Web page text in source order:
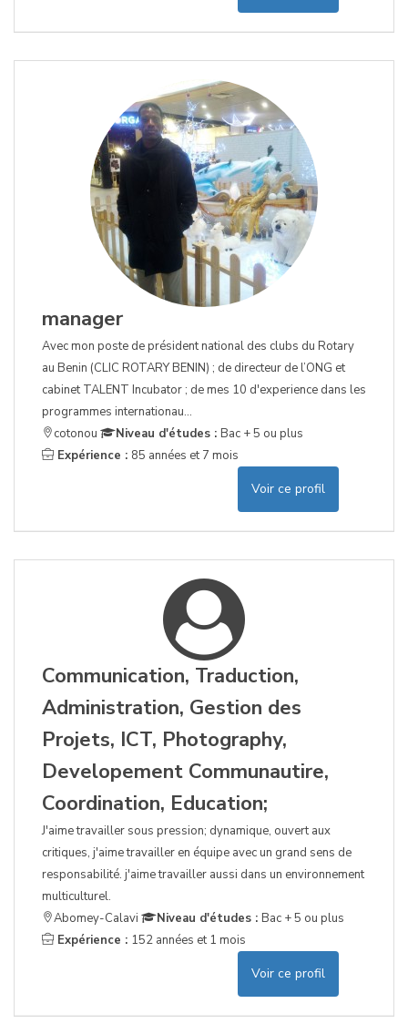
manager
Avec mon poste de président national des clubs du Rotary
au Benin (CLIC ROTARY BENIN) ; de directeur de l’ONG et
cabinet TALENT Incubator ; de mes 10 d'experience dans les
programmes internationau...
cotonou
Niveau d'études : Bac + 5 ou plus
Expérience : 85 années et 7 mois
Voir ce profil
Communication, Traduction,
Administration, Gestion des
Projets, ICT, Photography,
Developement Communautire,
Coordination, Education;
J'aime travailler sous pression; dynamique, ouvert aux
critiques, j'aime travailler en équipe avec un grand sens de
responsabilité. j'aime travailler aussi dans un environnement
multiculturel.
Abomey-Calavi
Niveau d'études : Bac + 5 ou plus
Expérience : 152 années et 1 mois
Voir ce profil